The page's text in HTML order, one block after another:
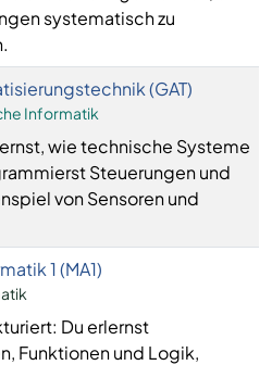
systematisch zu
(GAT)
Informatik
wie technische Systeme
Steuerungen und
von Sensoren und
1 (MA1)
Du erlernst
Funktionen und Logik,